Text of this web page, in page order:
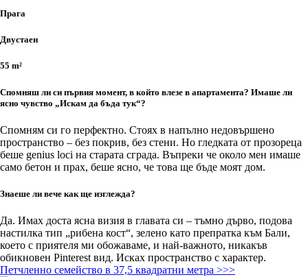
Прага
Двустаен
55 m²
Спомняш ли си първия момент, в който влезе в апартамента? Имаше ли
ясно чувство „Искам да бъда тук“?
Спомням си го перфектно. Стоях в напълно недовършено
пространство – без покрив, без стени. Но гледката от прозореца
беше genius loci на старата сграда. Въпреки че около мен имаше
само бетон и прах, беше ясно, че това ще бъде моят дом.
Знаеше ли вече как ще изглежда?
Да. Имах доста ясна визия в главата си – тъмно дърво, подова
настилка тип „рибена кост“, зелено като препратка към Бали,
което с приятеля ми обожаваме, и най-важното, никакъв
обикновен Pinterest вид. Исках пространство с характер.
Петчленно семейство в 37,5 квадратни метра >>>